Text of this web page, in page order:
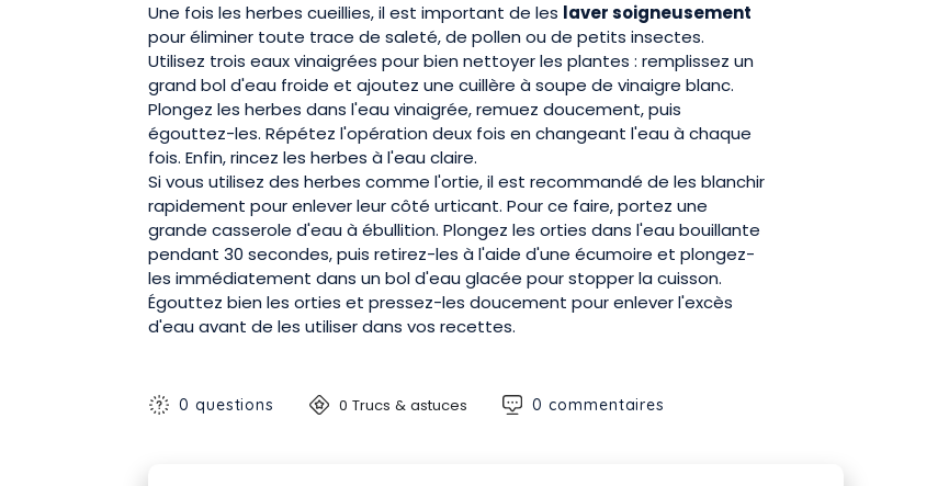
Une fois les herbes cueillies, il est important de les laver soigneusement
pour éliminer toute trace de saleté, de pollen ou de petits insectes.
Utilisez trois eaux vinaigrées pour bien nettoyer les plantes : remplissez un
grand bol d'eau froide et ajoutez une cuillère à soupe de vinaigre blanc.
Plongez les herbes dans l'eau vinaigrée, remuez doucement, puis
égouttez-les. Répétez l'opération deux fois en changeant l'eau à chaque
fois. Enfin, rincez les herbes à l'eau claire.
Si vous utilisez des herbes comme l'ortie, il est recommandé de les blanchir
rapidement pour enlever leur côté urticant. Pour ce faire, portez une
grande casserole d'eau à ébullition. Plongez les orties dans l'eau bouillante
pendant 30 secondes, puis retirez-les à l'aide d'une écumoire et plongez-
les immédiatement dans un bol d'eau glacée pour stopper la cuisson.
Égouttez bien les orties et pressez-les doucement pour enlever l'excès
d'eau avant de les utiliser dans vos recettes.
0 questions 0 Trucs & astuces 0 commentaires